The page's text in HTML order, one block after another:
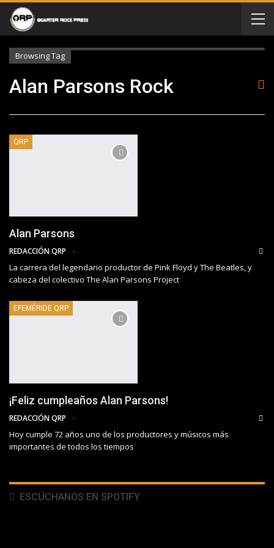
Browsing Tag
Alan Parsons Rock
QRP
Alan Parsons
REDACCIÓN QRP
La carrera del legendario productor de Pink Floyd y The Beatles, y
cabeza del colectivo The Alan Parsons Project
EFEMÉRIDE QRP
¡Feliz cumpleaños Alan Parsons!
REDACCIÓN QRP
Hoy cumple 72 años uno de los productores y músicos más
importantes de todos los tiempos
ESCÚCHANOS EN SPOTIFY